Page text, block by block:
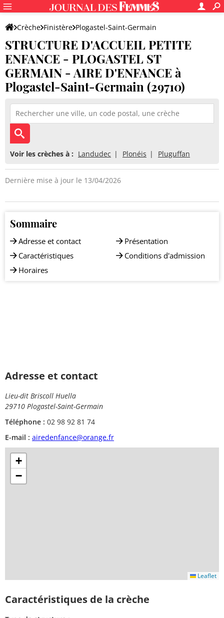
Crèche Finistère Plogastel-Saint-Germain
STRUCTURE D'ACCUEIL PETITE ENFANCE - PLOGASTEL ST
STRUCTURE D'ACCUEIL PETITE
ENFANCE - PLOGASTEL ST
GERMAIN - AIRE D'ENFANCE à
Plogastel-Saint-Germain (29710)
Voir les crèches à : Landudec Plonéis Pluguffan
Dernière mise à jour le 13/04/2026
Sommaire
Adresse et contact
Caractéristiques
Horaires
Présentation
Conditions d'admission
Adresse et contact
Lieu-dit Briscoll Huella
29710 Plogastel-Saint-Germain
Téléphone : 02 98 92 81 74
E-mail : airedenfance@orange.fr
+
−
Leaflet
Caractéristiques de la crèche